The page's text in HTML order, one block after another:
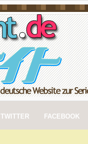
TWITTER FACEBOOK